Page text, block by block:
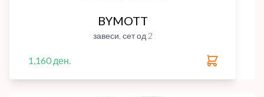
BYMOTT
завеси, сет од 2
1,160 ден.